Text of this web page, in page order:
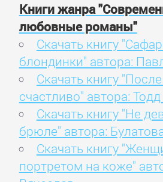
Книги жанра
любовные романы"
Скачать книгу
блондинки" автора:
Скачать книгу
счастливо" автора:
Скачать книгу "Не
брюле" автора:
Скачать книгу
портретом на коже"